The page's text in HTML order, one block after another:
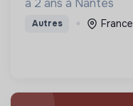
à 2 ans à Nantes
Autres France